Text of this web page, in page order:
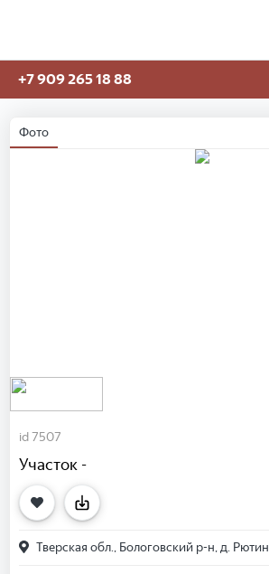
+7 909 265 18 88
Фото
id 7507
Участок -
Тверская обл., Бологовский р-н, д.